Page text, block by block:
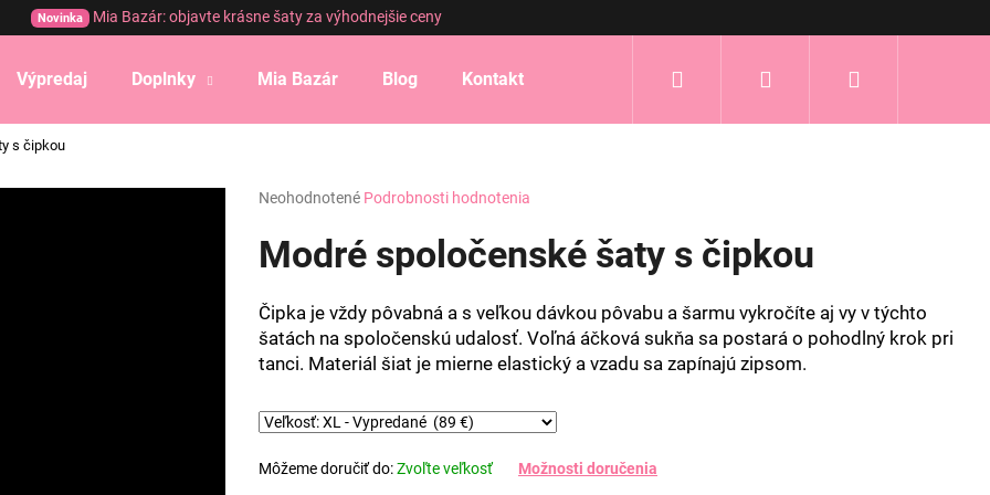
Novinka Mia Bazár: objavte krásne šaty za výhodnejšie ceny
Výpredaj Doplnky Mia Bazár Blog Kontakt Prihlásenie
s čipkou
Priemerné
produktu
je
z
5
hviezdičiek.
Neohodnotené Podrobnosti hodnotenia
Modré spoločenské šaty s čipkou
Čipka je vždy pôvabná a s veľkou dávkou pôvabu a šarmu vykročíte aj vy v týchto
šatách na spoločenskú udalosť. Voľná áčková sukňa sa postará o pohodlný krok pri
tanci. Materiál šiat je mierne elastický a vzadu sa zapínajú zipsom.
Môžeme doručiť do:Zvoľte veľkosť Možnosti doručenia
Čo potrebujete nájsť?
HĽADAŤ